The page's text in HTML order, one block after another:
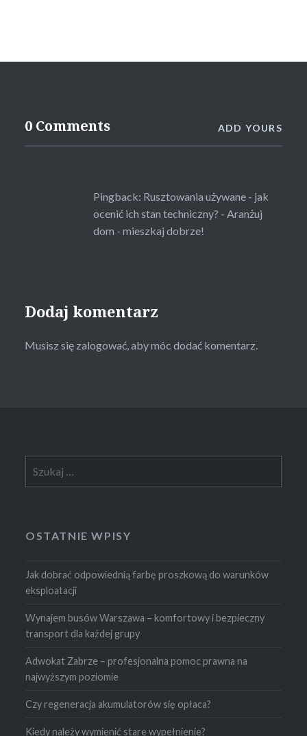
0 Comments ADD YOURS
Pingback: Rusztowania używane - jak
ocenić ich stan techniczny? - Aranżuj
dom - mieszkaj dobrze!
Dodaj komentarz
Musisz się zalogować, aby móc dodać komentarz.
OSTATNIE WPISY
Jak dobrać odpowiednią farbę proszkową do warunków
eksploatacji
Wynajem busów Warszawa – komfortowy i bezpieczny
transport dla każdej grupy
Adwokat Zabrze – profesjonalna pomoc prawna na
najwyższym poziomie
Czy regeneracja akumulatorów się opłaca?
Kiedy należy wymienić stare wypełnienie?